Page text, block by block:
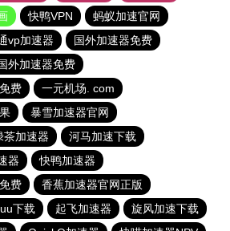
快鸭VPN
蚂蚁加速官网
vp加速器
国外加速器免费
外加速器免费
费
一元机场. com
暴雪加速器官网
茶加速器
河马加速下载
器
快鸭加速器
费
香蕉加速器官网正版
下载 起飞加速器
旋风加速下载